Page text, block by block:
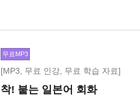
무료MP3
[MP3, 무료 인강, 무료 학습 자료]
착! 붙는 일본어 회화